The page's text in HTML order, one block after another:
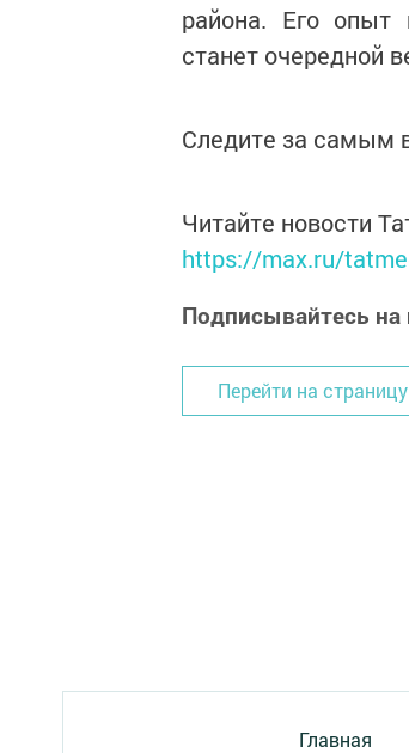
района. Его опыт
станет очередной
Следите за самым
Читайте новости
https://max.ru/
Подписывайтесь на
Перейти на
Главная